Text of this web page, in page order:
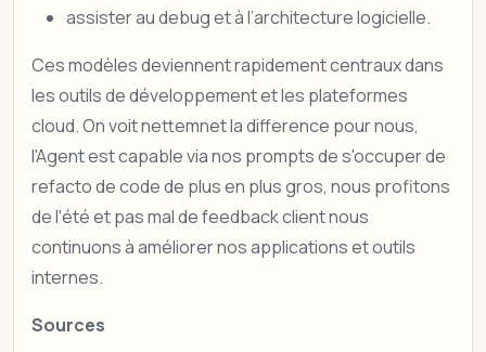
assister au debug et à l’architecture logicielle.
Ces modèles deviennent rapidement centraux dans
les outils de développement et les plateformes
cloud. On voit nettemnet la difference pour nous,
l'Agent est capable via nos prompts de s'occuper de
refacto de code de plus en plus gros, nous profitons
de l'été et pas mal de feedback client nous
continuons à améliorer nos applications et outils
internes.
Sources